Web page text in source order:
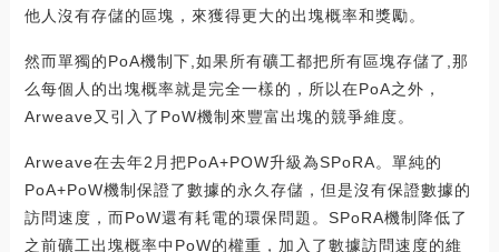
他人沒有存儲的區塊，來獲得更大的出塊概率和獎勵。
然而單獨的PoA機制下,如果所有礦工都把所有區塊存儲了,那
么每個人的出塊概率就是完全一樣的，所以在PoA之外，
Arweave又引入了PoW機制來豐富出塊的競爭維度。
Arweave在去年2月把PoA+POW升級為SPoRA。單純的
PoA+PoW機制保證了數據的永久存儲，但是沒有保證數據的
訪問速度，而PoW還有耗電的環保問題。SPoRA機制降低了
之前礦工出塊概率中PoW的權重，加入了數據訪問速度的維